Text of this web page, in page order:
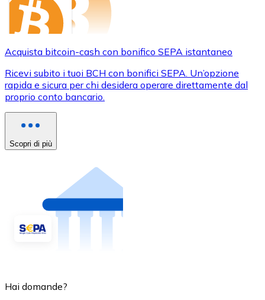
Acquista bitcoin-cash con bonifico SEPA istantaneo
Ricevi subito i tuoi BCH con bonifici SEPA. Un’opzione
rapida e sicura per chi desidera operare direttamente dal
proprio conto bancario.
Scopri di più
Hai domande?